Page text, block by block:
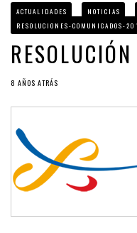
Resultados LIVE IV
Epee Grand
ACTUALIDADES NOTICIAS
RESOLUCIONES-COMUNICADOS-
8 AÑOS ATRÁS